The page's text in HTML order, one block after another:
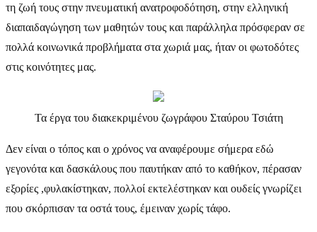
τη ζωή τους στην πνευματική ανατροφοδότηση, στην ελληνική
διαπαιδαγώγηση των μαθητών τους και παράλληλα πρόσφεραν σε
πολλά κοινωνικά προβλήματα στα χωριά μας, ήταν οι φωτοδότες
στις κοινότητες μας.
Τα έργα του διακεκριμένου ζωγράφου Σταύρου Τσιάτη
Δεν είναι ο τόπος και ο χρόνος να αναφέρουμε σήμερα εδώ
γεγονότα και δασκάλους που παυτήκαν από το καθήκον, πέρασαν
εξορίες ,φυλακίστηκαν, πολλοί εκτελέστηκαν και ουδείς γνωρίζει
που σκόρπισαν τα οστά τους, έμειναν χωρίς τάφο.